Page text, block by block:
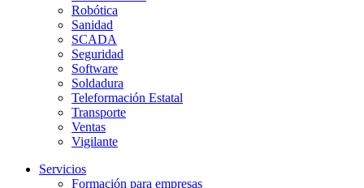
Robótica
Sanidad
SCADA
Seguridad
Software
Soldadura
Teleformación Estatal
Transporte
Ventas
Vigilante
Servicios
Formación para empresas